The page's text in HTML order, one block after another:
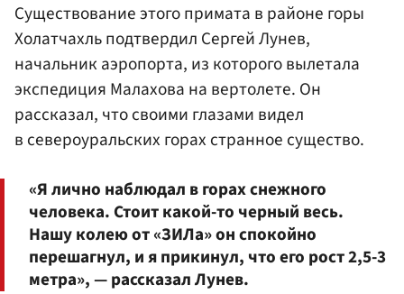
Существование этого примата в районе горы
Холатчахль подтвердил Сергей Лунев,
начальник аэропорта, из которого вылетала
экспедиция Малахова на вертолете. Он
рассказал, что своими глазами видел
в североуральских горах странное существо.
«Я лично наблюдал в горах снежного
человека. Стоит какой-то черный весь.
Нашу колею от «ЗИЛа» он спокойно
перешагнул, и я прикинул, что его рост 2,5-3
метра», — рассказал Лунев.